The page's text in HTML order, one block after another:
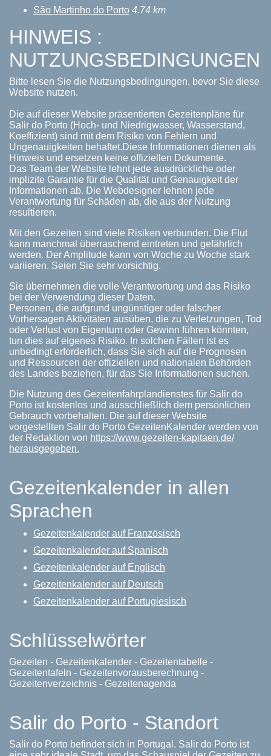
São Martinho do Porto 4.74 km
HINWEIS :
NUTZUNGSBEDINGUNGEN
Bitte lesen Sie die Nutzungsbedingungen, bevor Sie diese
Website nutzen.
Die auf dieser Website präsentierten Gezeitenpläne für
Salir do Porto (Hoch- und Niedrigwasser, Wasserstand,
Koeffizient) sind mit dem Risiko von Fehlern und
Ungenauigkeiten behaftet.Diese Informationen dienen als
Hinweis und ersetzen keine offiziellen Dokumente.
Das Team der Website lehnt jede ausdrückliche oder
implizite Garantie für die Qualität und Genauigkeit der
Informationen ab. Die Webdesigner lehnen jede
Verantwortung für Schäden ab, die aus der Nutzung
resultieren.
Mit den Gezeiten sind viele Risiken verbunden. Die Flut
kann manchmal überraschend eintreten und gefährlich
werden. Der Amplitude kann von Woche zu Woche stark
variieren. Seien Sie sehr vorsichtig.
Sie übernehmen die volle Verantwortung und das Risiko
bei der Verwendung dieser Daten.
Personen, die aufgrund ungünstiger oder falscher
Vorhersagen Aktivitäten ausüben, die zu Verletzungen, Tod
oder Verlust von Eigentum oder Gewinn führen könnten,
tun dies auf eigenes Risiko. In solchen Fällen ist es
unbedingt erforderlich, dass Sie sich auf die Prognosen
und Ressourcen der offiziellen und nationalen Behörden
des Landes beziehen, für das Sie Informationen suchen.
Die Nutzung des Gezeitenfahrplandienstes für Salir do
Porto ist kostenlos und ausschließlich dem persönlichen
Gebrauch vorbehalten. Die auf dieser Website
vorgestellten Salir do Porto GezeitenKalender werden von
der Redaktion von https://www.gezeiten-kapitaen.de/
herausgegeben.
Gezeitenkalender in allen
Sprachen
Gezeitenkalender auf Französisch
Gezeitenkalender auf Spanisch
Gezeitenkalender auf Englisch
Gezeitenkalender auf Deutsch
Gezeitenkalender auf Portugiesisch
Schlüsselwörter
Gezeiten - Gezeitenkalender - Gezeitentabelle -
Gezeitentafeln - Gezeitenvorausberechnung -
Gezeitenverzeichnis - Gezeitenagenda
Salir do Porto - Standort
Salir do Porto befindet sich in Portugal. Salir do Porto ist